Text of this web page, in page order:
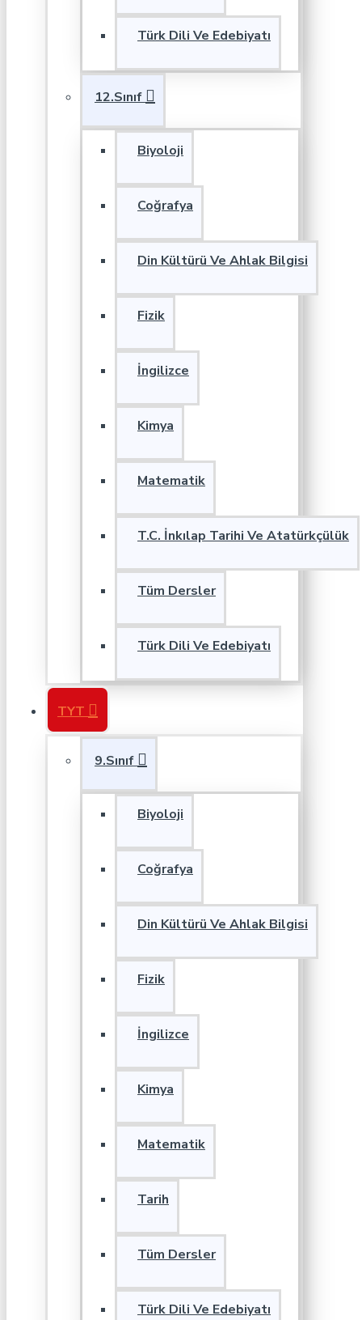
Türk Dili Ve Edebiyatı
12.Sınıf
Biyoloji
Coğrafya
Din Kültürü Ve Ahlak Bilgisi
Fizik
İngilizce
Kimya
Matematik
T.C. İnkılap Tarihi Ve Atatürkçülük
Tüm Dersler
Türk Dili Ve Edebiyatı
TYT
9.Sınıf
Biyoloji
Coğrafya
Din Kültürü Ve Ahlak Bilgisi
Fizik
İngilizce
Kimya
Matematik
Tarih
Tüm Dersler
Türk Dili Ve Edebiyatı